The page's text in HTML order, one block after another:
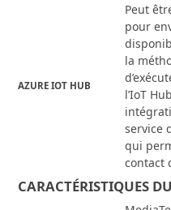
AZURE IOT HUB
Peut
pour
la
l’IoT
service
qui
contact
CARACTÉRISTIQUES